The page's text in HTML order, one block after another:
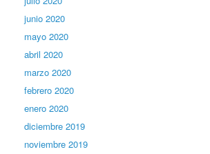
junio 2020
mayo 2020
abril 2020
marzo 2020
febrero 2020
enero 2020
diciembre 2019
noviembre 2019